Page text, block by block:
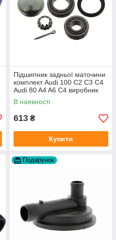
Підшипник задньої маточини
комплект Audi 100 C2 C3 C4
Audi 80 A4 A6 C4 виробник
FAG
В наявності
613 ₴
Купити
Подарунок